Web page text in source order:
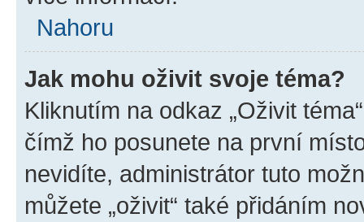
Nahoru
Jak mohu oživit svoje téma?
Kliknutím na odkaz „Oživit
čímž ho posunete na první
nevidíte, administrátor tuto
můžete „oživit“ také přidáním